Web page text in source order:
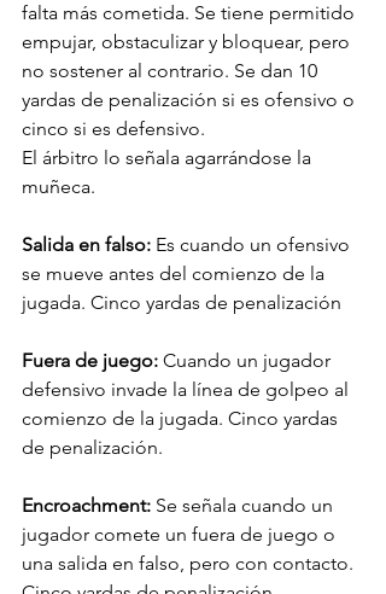
falta más cometida. Se tiene permitido
empujar, obstaculizar y bloquear, pero
no sostener al contrario. Se dan 10
yardas de penalización si es ofensivo o
cinco si es defensivo.
El árbitro lo señala agarrándose la
muñeca.
Salida en falso: Es cuando un ofensivo
se mueve antes del comienzo de la
jugada. Cinco yardas de penalización
Fuera de juego: Cuando un jugador
defensivo invade la línea de golpeo al
comienzo de la jugada. Cinco yardas
de penalización.
Encroachment: Se señala cuando un
jugador comete un fuera de juego o
una salida en falso, pero con contacto.